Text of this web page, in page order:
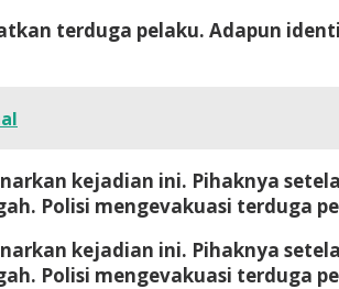
terduga pelaku. Adapun
kejadian ini. Pihaknya
Polisi mengevakuasi terduga
kejadian ini. Pihaknya
Polisi mengevakuasi terduga